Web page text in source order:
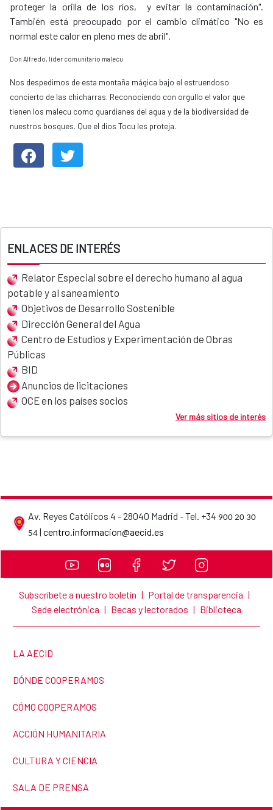
proteger la orilla de los ríos, y evitar la contaminación".
También está preocupado por el cambio climático "No es
normal este calor en pleno mes de abril".
Don Alfredo, líder comunitario malecu
Nos despedimos de esta montaña mágica bajo el estruendoso
concierto de las chicharras. Reconociendo con orgullo el valor que
tienen los malecu como guardianes del agua y de la biodiversidad de
nuestros bosques. Que el dios Tocu les proteja.
ENLACES DE INTERÉS
Relator Especial sobre el derecho humano al agua
potable y al saneamiento
Objetivos de Desarrollo Sostenible
Dirección General del Agua
Centro de Estudios y Experimentación de Obras
Públicas
BID
Anuncios de licitaciones
OCE en los países socios
Ver más sitios de interés
Av. Reyes Católicos 4 - 28040 Madrid - Tel. +34 900 20 30
54 | centro.informacion@aecid.esAECID contact details
Subscríbete a nuestro boletín | Portal de transparencia |
Sede electrónica | Becas y lectorados | Biblioteca
LINK TO THE WEBSITE:
LA AECID
LINK TO THE WEBSITE:
DÓNDE COOPERAMOS
LINK TO THE WEBSITE:
CÓMO COOPERAMOS
LINK TO THE WEBSITE:
ACCIÓN HUMANITARIA
LINK TO THE WEBSITE:
CULTURA Y CIENCIA
LINK TO THE WEBSITE:
SALA DE PRENSA